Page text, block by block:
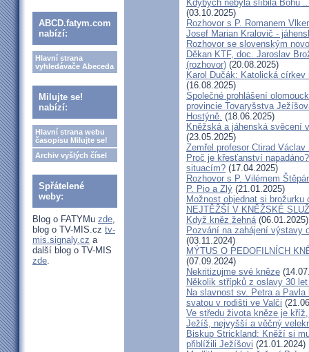
ABCD.fatym.com
nabízí:
Hlavní strana
vyhledávače Abeceda
Milujte se!
nabízí:
Hlavní strana webu
časopisu Milujte se!
Archiv vyšlých čísel
Spřátelené
weby:
Blog o FATYMu zde,
blog o TV-MIS.cz tv-
mis.signaly.cz a
další blog o TV-MIS
zde.
Kdybych nebyla slíbila Bohu
(03.10.2025)
Rozhovor s P. Romanem
Josef Marian Kralovič -
Rozhovor se slovenským
Děkan KTF, doc. Jaroslav
(rozhovor) (20.08.2025)
Karol Dučák: Katolická
(16.08.2025)
Společné prohlášení
provincie Tovaryšstva
Hostýně. (18.06.2025)
Kněžská a jáhenská svěcení
(23.05.2025)
Zemřel profesor Ctirad
Proč je křesťanství
situacím? (17.04.2025)
Rozhovor s P. Vilémem
P. Pio a Zlý (21.01.2025)
Možnost objednat si
NEJTĚŽŠÍ V KNĚŽSKÉ
Když kněz žehná(06.01.2025)
Pozvání na zahájení výstavy
(03.11.2024)
MÝTUS O PEDOFILNÍCH
(07.09.2024)
Nekritizujme své kněze
Několik střípků z oslavy 30
Na slavnost sv. Petra a
svatou v rodišti ve Valči
Ve středu života kněze je
Ježíš, nejvyšší a věčný
Biskup Strickland: Kněží si
přiblížili Ježíšovi (21.01.2024)